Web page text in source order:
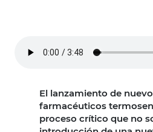
El lanzamiento de
farmacéuticos
proceso crítico que no